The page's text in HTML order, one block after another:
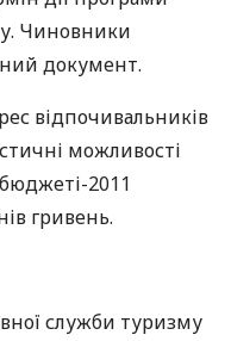
Чиновники
документ.
відпочивальників
можливості
2011
гривень.
служби туризму